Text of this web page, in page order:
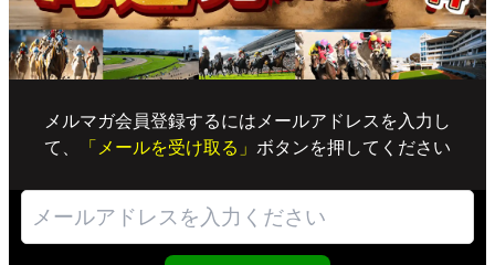
メルマガ会員登録するにはメールアドレスを入力し
て、
「メールを受け取る」 ボタンを押してください